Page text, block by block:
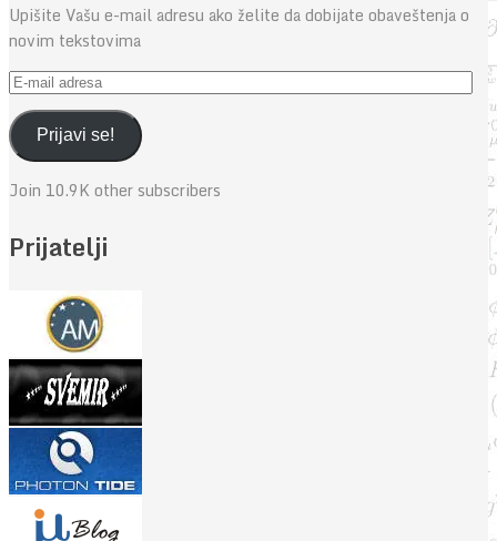
Upišite Vašu e-mail adresu ako želite da dobijate obaveštenja o
novim tekstovima
E-
mail
adresaPrijavi se!
Join 10.9K other subscribers
Prijatelji